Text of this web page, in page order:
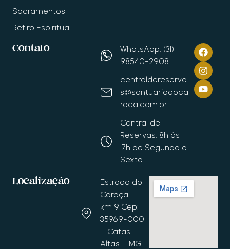
Sacramentos
Retiro Espiritual
Contato
WhatsApp: (31)
98540-2908
centraldereserva
s@santuariodoca
raca.com.br
Central de
Reservas: 8h às
17h de Segunda a
Sexta
Localização
Estrada do
Caraça –
km 9 Cep:
35969-000
– Catas
Altas – MG